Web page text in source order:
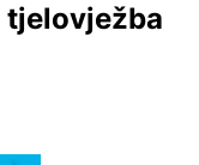
tjelovježba